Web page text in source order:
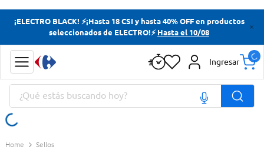
¡ELECTRO BLACK! ⚡¡Hasta 18 CSI y hasta 40% OFF en productos
seleccionados de ELECTRO!⚡ Hasta el 10/08
Ingresar
¿Qué estás buscando hoy?
Sellos
Términos más buscados
Yerba
Términos más buscados
Cerveza
Doves
Papas Fritas